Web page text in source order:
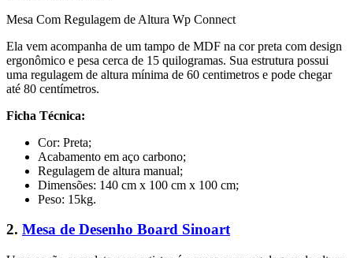
Mesa Com Regulagem de Altura Wp Connect
Ela vem acompanha de um tampo de MDF na cor preta com design
ergonômico e pesa cerca de 15 quilogramas. Sua estrutura possui
uma regulagem de altura mínima de 60 centimetros e pode chegar
até 80 centímetros.
Ficha Técnica:
Cor: Preta;
Acabamento em aço carbono;
Regulagem de altura manual;
Dimensões: 140 cm x 100 cm x 100 cm;
Peso: 15kg.
2. Mesa de Desenho Board Sinoart